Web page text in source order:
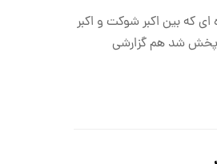
که بین اکبر شوکت و اکبر
پخش شد هم گزارشی